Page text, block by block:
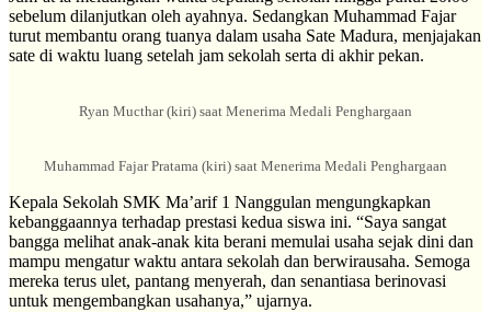
sebelum dilanjutkan oleh ayahnya. Sedangkan Muhammad Fajar
turut membantu orang tuanya dalam usaha Sate Madura, menjajakan
sate di waktu luang setelah jam sekolah serta di akhir pekan.
Ryan Mucthar (kiri) saat Menerima Medali Penghargaan
Muhammad Fajar Pratama (kiri) saat Menerima Medali Penghargaan
Kepala Sekolah SMK Ma’arif 1 Nanggulan mengungkapkan
kebanggaannya terhadap prestasi kedua siswa ini. “Saya sangat
bangga melihat anak-anak kita berani memulai usaha sejak dini dan
mampu mengatur waktu antara sekolah dan berwirausaha. Semoga
mereka terus ulet, pantang menyerah, dan senantiasa berinovasi
untuk mengembangkan usahanya,” ujarnya.